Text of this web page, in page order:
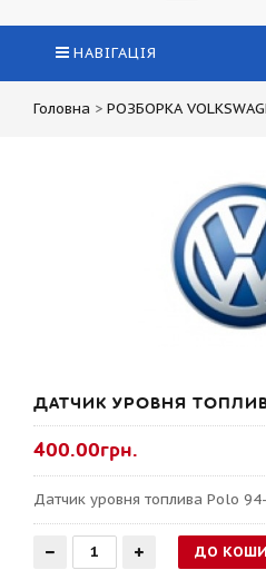
НАВІГАЦІЯ
Головна > РОЗБОРКА
ДАТЧИК УРОВНЯ
400.00грн.
Датчик уровня топлива Polo